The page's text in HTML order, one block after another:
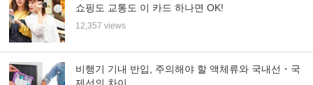
쇼핑도 교통도 이 카드 하나면 OK!
12,357 views
비행기 기내 반입, 주의해야 할 액체류와 국내선・국
제선의 차이